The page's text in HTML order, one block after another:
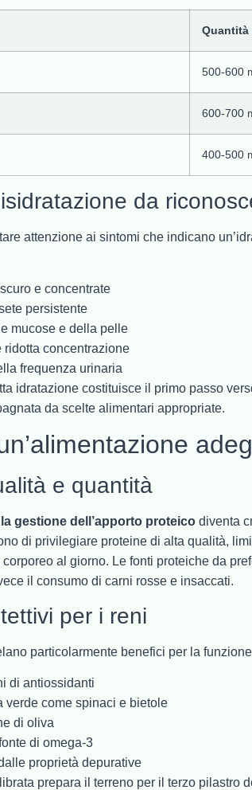
500-600
600-700
400-500
da
attenzione ai sintomi che indicano
e concentrate
persistente
mucose e della pelle
ridotta concentrazione
frequenza urinaria
idratazione costituisce il primo passo
da scelte alimentari appropriate.
e quantità
la gestione dell’apporto proteico diventa
di privilegiare proteine di alta qualità,
al giorno. Le fonti proteiche da
il consumo di carni rosse e insaccati.
per i reni
particolarmente benefici per la
di antiossidanti
verde come spinaci e bietole
di oliva
di omega-3
proprietà depurative
prepara il terreno per il terzo pilastro